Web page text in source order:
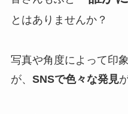
とはありませんか？
写真や角度によって印
が、 SNSで色々な発見